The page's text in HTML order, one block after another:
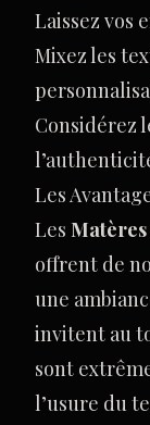
Laissez vos
Mixez les
Considérez
Les
Les Matères
offrent de
une
invitent au
sont
l’usure du